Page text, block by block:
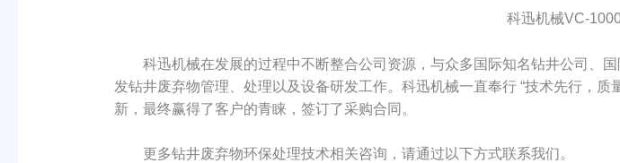
科迅机械VC-1000
科迅机械在发展的过程中不断整合公司资源，与众多国际知名钻井公司、
发钻井废弃物管理、处理以及设备研发工作。科迅机械一直奉行 “技术先行，
新，最终赢得了客户的青睐，签订了采购合同。
更多钻井废弃物环保处理技术相关咨询，请通过以下方式联系我们。